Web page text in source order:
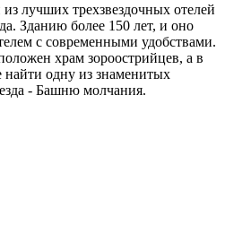
лучших трехзвездочных отелей
Зданию более 150 лет, и оно
с современными удобствами.
храм зороострийцев, а в
одну из знаменитых
- Башню молчания.